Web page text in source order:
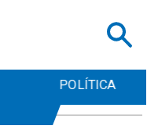
POLÍTICA